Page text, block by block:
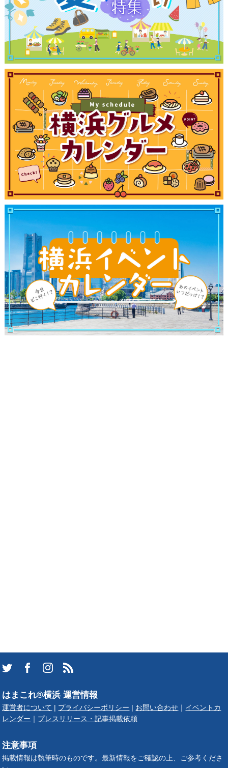
観光ガイド
ランキング
はまこれ®横浜 運営情報
運営者について プライバシーポリシー お問い合わせ
イベントカ
レンダー
プレスリリース・記事掲載依頼
注意事項
掲載情報は執筆時のものです。最新情報をご確認の上、ご参考くださ